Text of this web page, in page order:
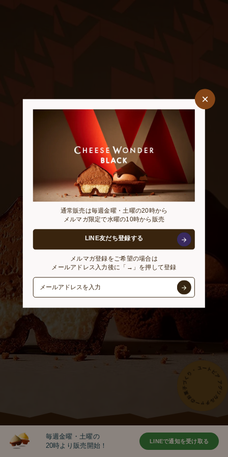
×
通常販売は毎週金曜・土曜の20時から
メルマガ限定で水曜の10時から販売
LINE友だち登録する
メルマガ登録をご希望の場合は
メールアドレス入力後に「→」を押して登録
Follow us on
Home
News
About
Approach
Journal
Partnership
Products
毎週金曜・土曜の
20時より販売開始！
LINEで通知を受け取る
LINEで通知を受け取る